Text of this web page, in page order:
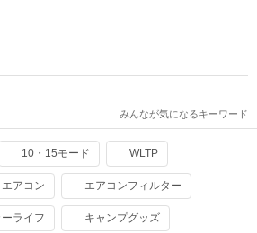
みんなが気になるキーワード
10・15モード WLTP
エアコン エアコンフィルター
ーライフ キャンプグッズ